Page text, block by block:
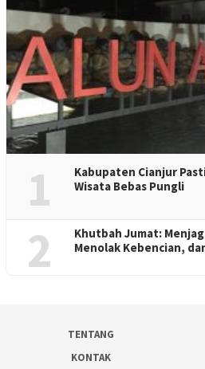
1
Kabupaten Cianjur
Wisata Bebas Pungli
2
Khutbah Jumat:
Menolak Kebencian,
TENTANG
KONTAK